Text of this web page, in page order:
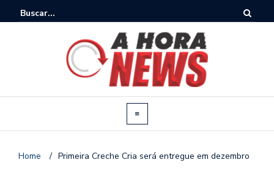
Home / Primeira Creche Cria será entregue em dezembro